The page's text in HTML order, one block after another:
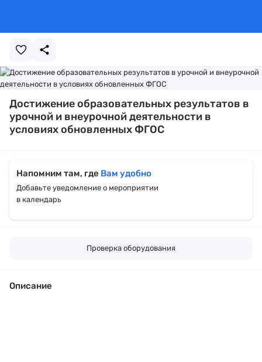
Достижение образовательных результатов в
урочной и внеурочной деятельности в
условиях обновленных ФГОС
Напомним там, где Вам удобно
Добавьте уведомление о мероприятии
в календарь
Проверка оборудования
Описание